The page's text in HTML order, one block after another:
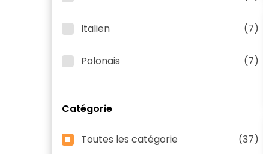
Italien (7)
Polonais (7)
Catégorie
Toutes les catégorie (37)